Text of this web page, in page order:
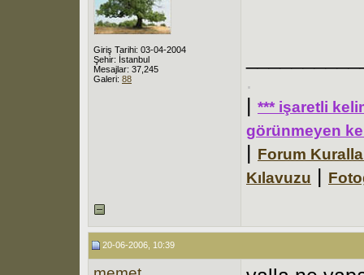
Giriş Tarihi: 03-04-2004
Şehir: İstanbul
Mesajlar: 37,245
Galeri: 88
.
| *** işaretli
görünmeyen
| Forum
Kılavuzu |
20-06-2006, 10:39